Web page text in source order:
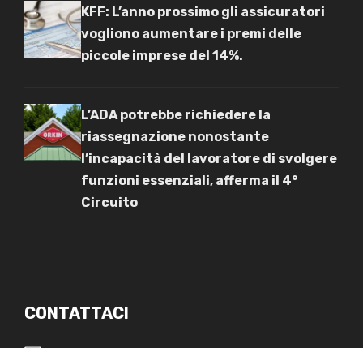
KFF: L’anno prossimo gli assicuratori
vogliono aumentare i premi delle
piccole imprese del 14%.
L’ADA potrebbe richiedere la
riassegnazione nonostante
l’incapacità del lavoratore di svolgere
funzioni essenziali, afferma il 4°
Circuito
CONTATTACI